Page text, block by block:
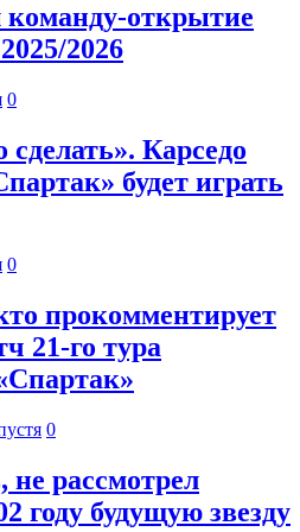
открытие
2026
0
сделать». Карседо
будет играть
0
прокомментирует
21-го тура
0
рассмотрел
году будущую звезду